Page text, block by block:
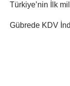
Türkiye’nin İlk
Gübrede KDV